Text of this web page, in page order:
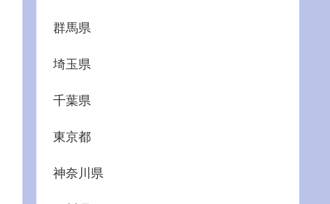
群馬県
埼玉県
千葉県
東京都
神奈川県